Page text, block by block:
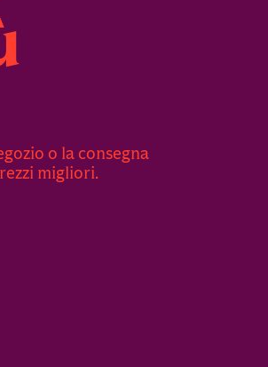
o la consegna
migliori.